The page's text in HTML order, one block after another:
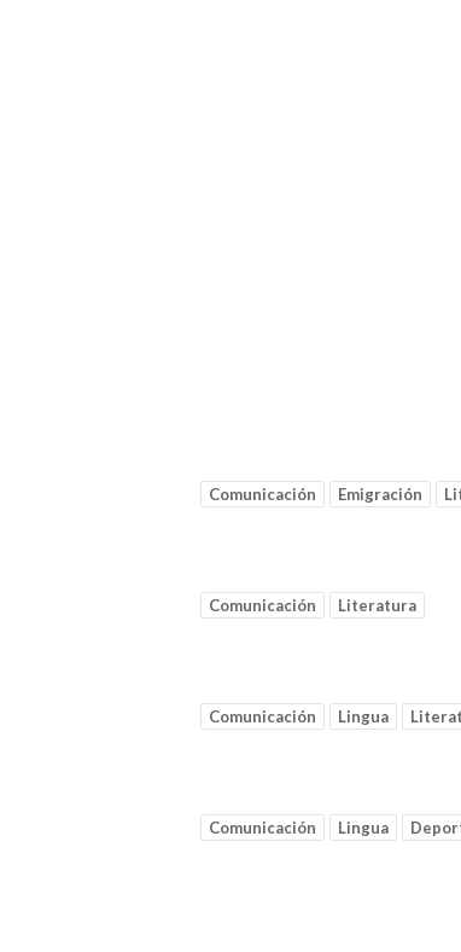
Comunicación Emigración
Comunicación Literatura
Comunicación Lingua
Comunicación Lingua